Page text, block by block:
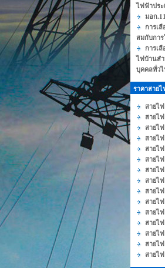
ไฟฟ้าประ
มอก
การเ
สมกับการ
การเ
ไฟบ้านสำ
บุคคลทั่วไ
ราคาสายไ
สายไ
สายไ
สายไฟ
สายไ
สายไ
สายไ
สายไ
สายไ
สายไ
สายไ
สายไ
สายไ
สายไ
สายไ
สายไ